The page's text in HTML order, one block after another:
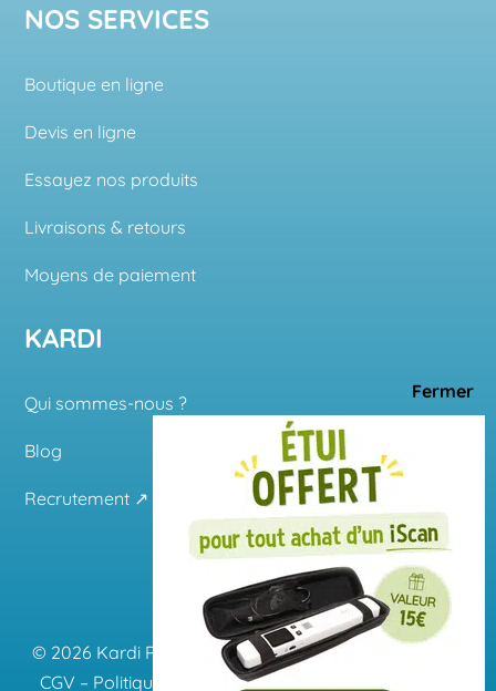
NOS SERVICES
Boutique en ligne
Devis en ligne
Essayez nos produits
Livraisons & retours
Moyens de paiement
KARDI
Qui sommes-nous ?
Blog
Recrutement ↗
© 2026 Kardi Plan du site–Mentions légales
CGV – Politique de confidentialité